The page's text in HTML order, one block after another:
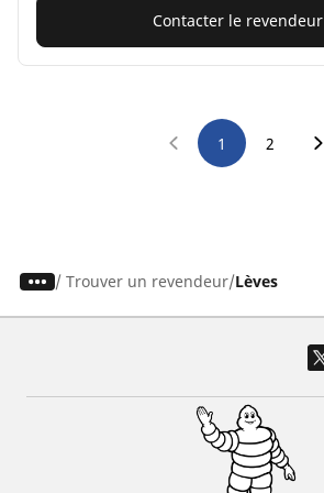
Contacter le revendeur
1 2
/ Trouver un revendeur Lèves